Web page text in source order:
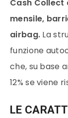
Cash
mensile,
airbag. La
funzione
che, su base
12% se viene
LE